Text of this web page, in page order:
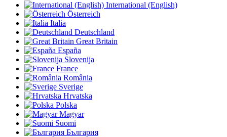
International (English)
Österreich
Italia
Deutschland
Great Britain
España
Slovenija
France
România
Sverige
Hrvatska
Polska
Magyar
Suomi
България